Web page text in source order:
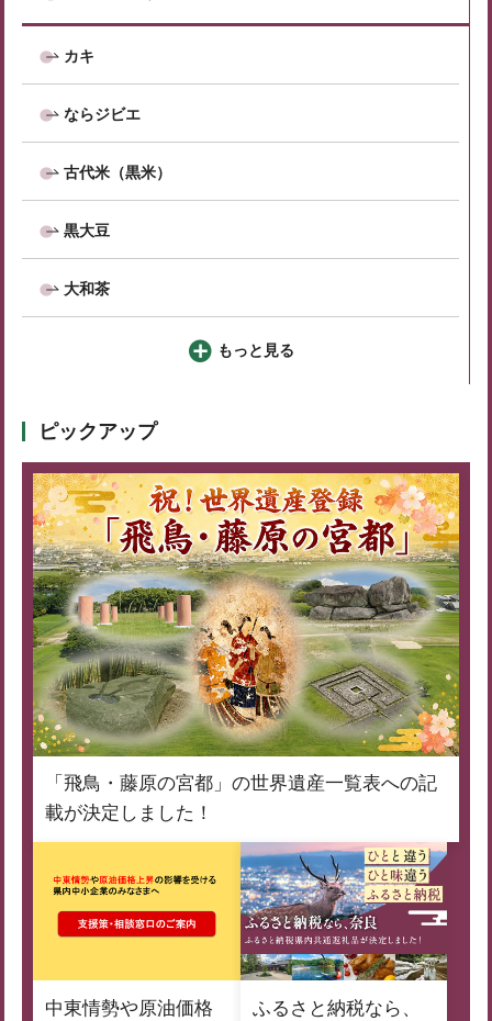
カキ
ならジビエ
古代米（黒米）
黒大豆
大和茶
もっと見る
ピックアップ
「飛鳥・藤原の宮都」の世界遺産一覧表への記
載が決定しました！
中東情勢や原油価格
ふるさと納税なら、